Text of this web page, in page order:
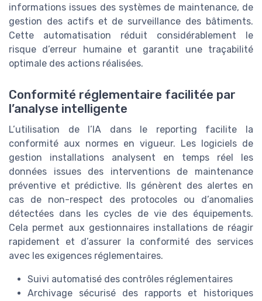
informations issues des systèmes de maintenance, de
gestion des actifs et de surveillance des bâtiments.
Cette automatisation réduit considérablement le
risque d’erreur humaine et garantit une traçabilité
optimale des actions réalisées.
Conformité réglementaire facilitée par
l’analyse intelligente
L’utilisation de l’IA dans le reporting facilite la
conformité aux normes en vigueur. Les logiciels de
gestion installations analysent en temps réel les
données issues des interventions de maintenance
préventive et prédictive. Ils génèrent des alertes en
cas de non-respect des protocoles ou d’anomalies
détectées dans les cycles de vie des équipements.
Cela permet aux gestionnaires installations de réagir
rapidement et d’assurer la conformité des services
avec les exigences réglementaires.
Suivi automatisé des contrôles réglementaires
Archivage sécurisé des rapports et historiques